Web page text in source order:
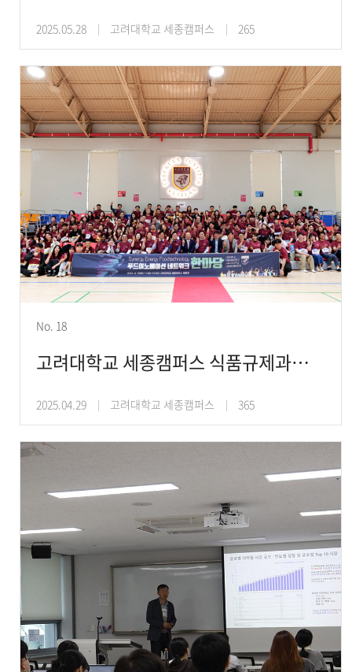
2025.05.28 고려대학교 세종캠퍼스 265
No. 18
고려대학교 세종캠퍼스 식품규제과학과-식품생명공학과, ‘지관산학 푸드이노베이션 네트워크 한마
2025.04.29 고려대학교 세종캠퍼스 365